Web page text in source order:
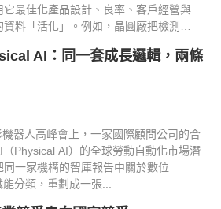
最佳化產品設計、良率、客戶經營與
料「活化」。例如，晶圓廠把檢測資
AI：同一套成長邏輯，兩條
器人高峰會上，一家國際顧問公司的合
Physical AI）的全球勞動自動化市場潛
一家機構的智庫報告中關於數位
分類，重劃成一張...